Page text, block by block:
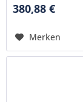
380,88 €
Merken